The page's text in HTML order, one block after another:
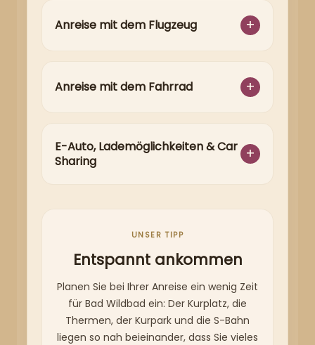
Anreise mit dem Flugzeug
Anreise mit dem Fahrrad
E-Auto, Lademöglichkeiten & Car
Sharing
UNSER TIPP
Entspannt ankommen
Planen Sie bei Ihrer Anreise ein wenig Zeit
für Bad Wildbad ein: Der Kurplatz, die
Thermen, der Kurpark und die S-Bahn
liegen so nah beieinander, dass Sie vieles